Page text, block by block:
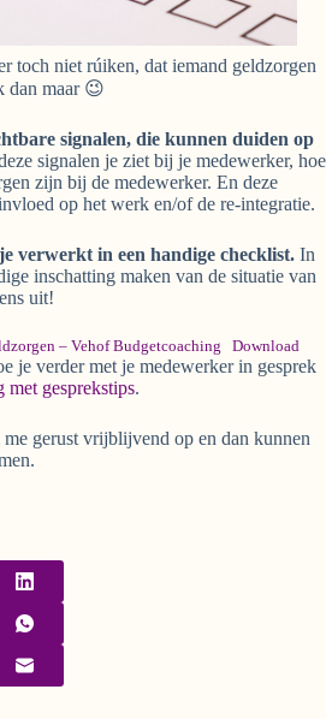
toch niet rúiken, dat iemand geldzorgen
dan maar 😉
signalen, die kunnen duiden op
signalen je ziet bij je medewerker, hoe
zijn bij de medewerker. En deze
op het werk en/of de re-integratie.
verwerkt in een handige checklist. In
inschatting maken van de situatie van
uit!
– Vehof Budgetcoaching Download
je verder met je medewerker in gesprek
met gesprekstips.
me gerust vrijblijvend op en dan kunnen